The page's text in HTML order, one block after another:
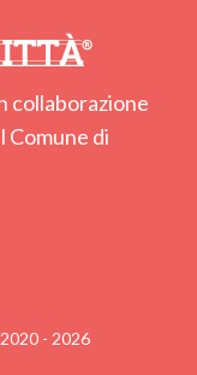
collaborazione
Comune di
- 2026